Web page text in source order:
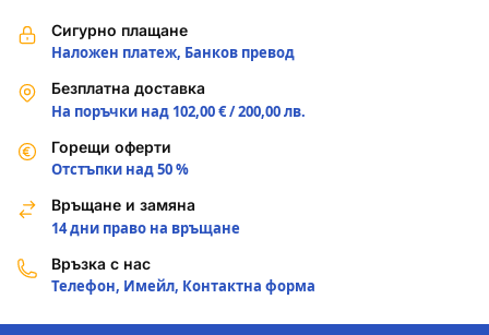
Сигурно плащане
Наложен платеж, Банков превод
Безплатна доставка
На поръчки над 102,00 € / 200,00 лв.
Горещи оферти
Отстъпки над 50 %
Връщане и замяна
14 дни право на връщане
Връзка с нас
Телефон, Имейл, Контактна форма